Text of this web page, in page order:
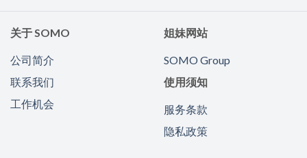
关于 SOMO
公司简介
联系我们
工作机会
姐妹网站
SOMO Group
使用须知
服务条款
隐私政策